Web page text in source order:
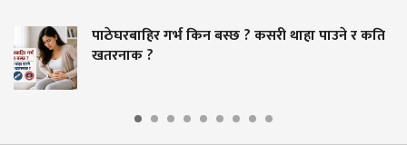
किन बस्छ ? कसरी थाहा पाउने र कति
स्वास्थ्य